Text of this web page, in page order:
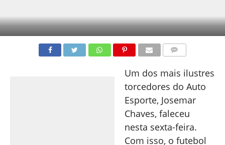
Um dos mais ilustres
torcedores do Auto
Esporte, Josemar
Chaves, faleceu
nesta sexta-feira.
Com isso, o futebol